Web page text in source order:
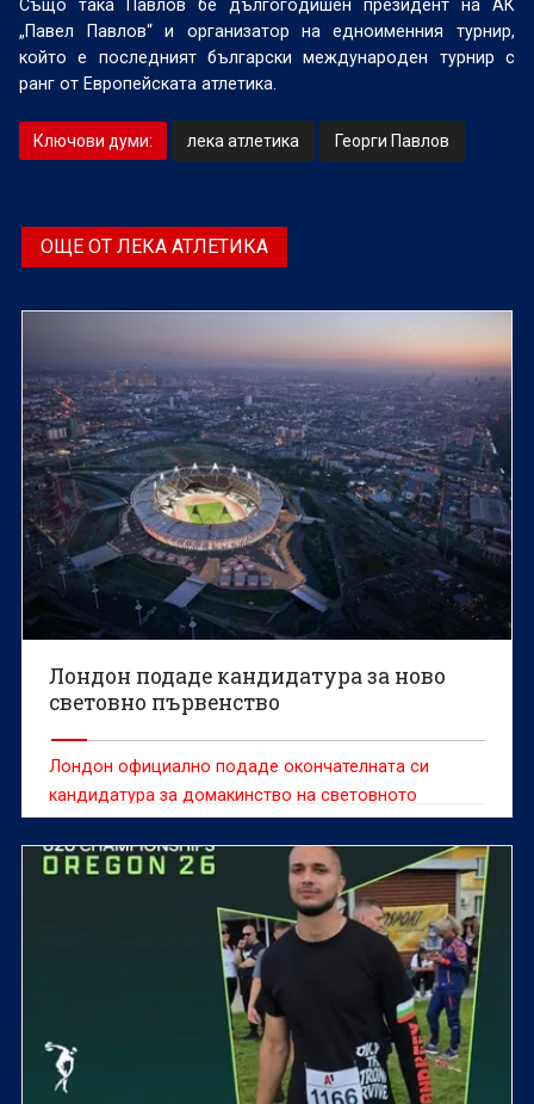
Също така Павлов бе дългогодишен президент на АК
„Павел Павлов“ и организатор на едноименния турнир,
който е последният български международен турнир с
ранг от Европейската атлетика.
Ключови думи: лека атлетика Георги Павлов
ОЩЕ ОТ ЛЕКА АТЛЕТИКА
Лондон подаде кандидатура за ново
световно първенство
Лондон официално подаде окончателната си
кандидатура за домакинство на световното
първенство по лека атлетика през 2029 година.